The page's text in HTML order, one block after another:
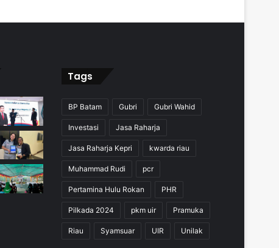
Tags
BP Batam Gubri Gubri Wahid
Investasi Jasa Raharja
Jasa Raharja Kepri kwarda riau
Muhammad Rudi pcr
Pertamina Hulu Rokan PHR
Pilkada 2024 pkm uir Pramuka
Riau Syamsuar UIR Unilak